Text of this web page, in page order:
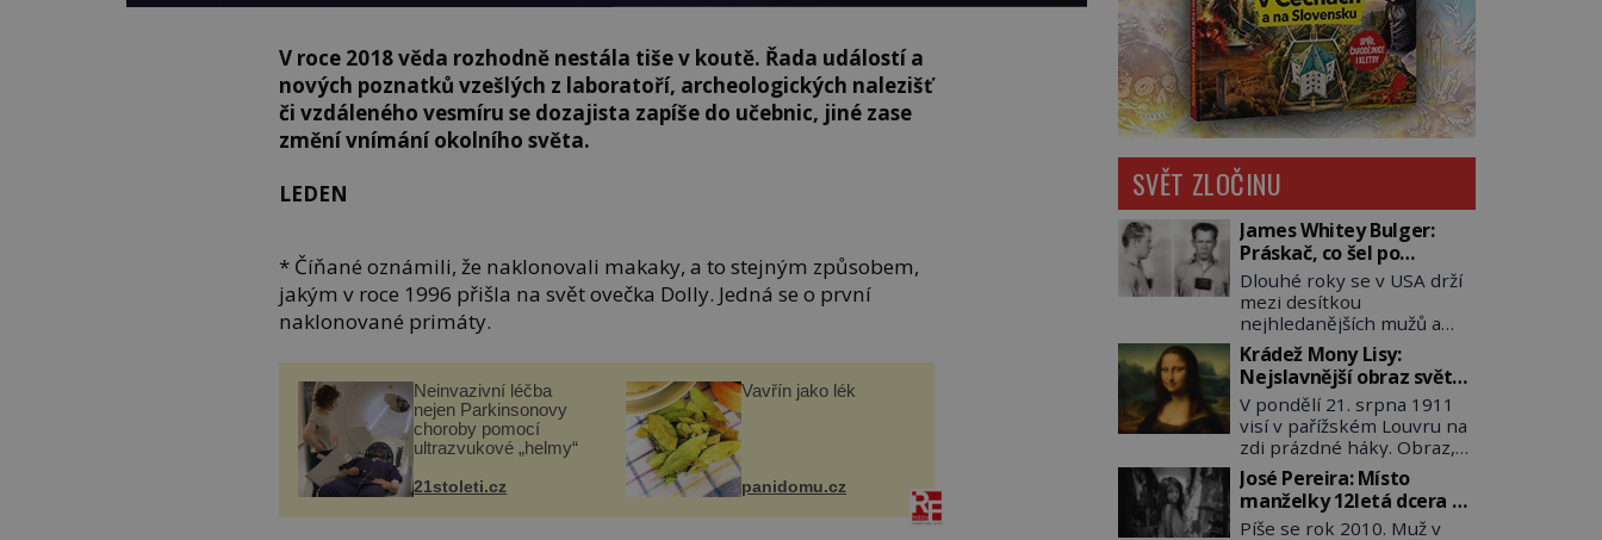
V roce 2018 věda rozhodně nestála tiše v koutě. Řada událostí a
nových poznatků vzešlých z laboratoří, archeologických nalezišť
či vzdáleného vesmíru se dozajista zapíše do učebnic, jiné zase
změní vnímání okolního světa.
LEDEN
* Číňané oznámili, že naklonovali makaky, a to stejným způsobem,
jakým v roce 1996 přišla na svět ovečka Dolly. Jedná se o první
naklonované primáty.
Neinvazivní léčba
nejen Parkinsonovy
choroby pomocí
ultrazvukové „helmy“
21stoleti.cz
Vavřín jako lék
panidomu.cz
SVĚT ZLOČINU
James Whitey Bulger:
Práskač, co šel po
práskačích
Dlouhé roky se v USA drží
mezi desítkou
nejhledanějších mužů a
dopracuje to až na číslo
dvě – hned po Usámovi bin
Ládinovi (1957–2011). To je
James „Whitey“ Bulger
(1929–2018) viněný ze
spoluúčasti na 19
vraždách, vydírání a lichvy.
A samozřejmě, krom toho
je ještě drogový dealer,
Krádež Mony Lisy:
Nejslavnější obraz světa
zůstane dva roky
nezvěstný
V pondělí 21. srpna 1911
visí v pařížském Louvru na
zdi prázdné háky. Obraz,
který dnes zná celý svět, je
pryč. Zpočátku si nikdo
nemyslí, že jde o krádež.
Zaměstnanci jsou
José Pereira: Místo
manželky 12letá dcera –
a sousedi o všem vědí!
Píše se rok 2010. Muž v